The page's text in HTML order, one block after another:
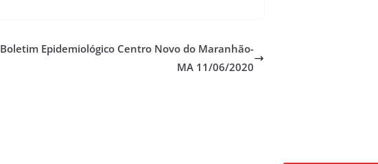
Boletim Epidemiológico Centro Novo do Maranhão-
MA 11/06/2020